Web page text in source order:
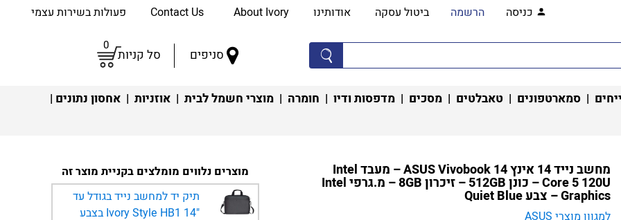
כניסה הרשמה ביטול עסקה אודותינו About Ivory פעולות בשירות עצמי
סניפים סל קניות
0
| סמארטפונים | טאבלטים | מסכים | מדפסות ודיו | חומרה | מוצרי חשמל לבית | אוזניות | אחסון נתונים |
מחשב נייד 14 אינץ ASUS Vivobook 14 – מעבד Intel
Core 5 120U – כונן 512GB – זיכרון 8GB – מ.גרפי Intel
Graphics – צבע Quiet Blue
למגוון מוצרי ASUS
מוצרים נלווים מומלצים בקניית מוצר זה
תיק יד למחשב נייד בגודל עד
"14 Ivory Style HB1 בצבע